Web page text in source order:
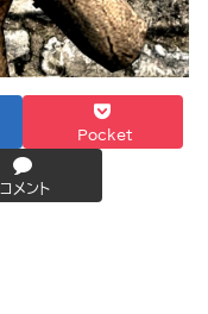
Pocket
コメント